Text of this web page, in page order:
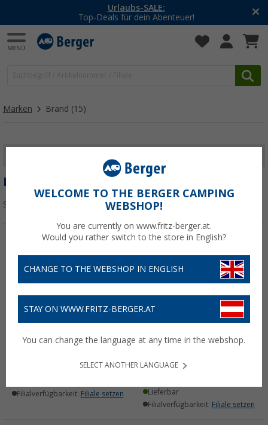
Urlaubs-SALE:
Top-Deals für dein Abenteuer!
Marken Brand (15)
BRAND
Sortieren:
(39)
Filialverfügbarkeit: Filiale setzen
teilig
Lieferbar
Filialverfügbarkeit: Filiale setzen
WELCOME TO THE BERGER CAMPING
WEBSHOP!
You are currently on www.fritz-berger.at.
Would you rather switch to the store in English?
CHANGE TO THE WEBSHOP IN ENGLISH
STAY ON WWW.FRITZ-BERGER.AT
You can change the language at any time in the webshop.
SELECT ANOTHER LANGUAGE